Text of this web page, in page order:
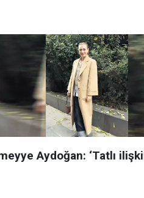
Aydoğan: ‘Tatlı